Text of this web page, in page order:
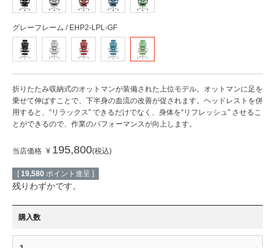
グレーフレーム / EHP2-LPL-GF
折りたたみ収納式のオットマンが装備された上位モデル。オットマンに足を
乗せて伸ばすことで、下半身の血流の改善が促されます。ヘッドレストを併
用すると、“リラックス” できるだけでなく、身体を“リフレッシュ” させるこ
とができるので、作業のパフォーマンスが向上します。
当店価格 ¥ 195,800 税込
[ 19,580 ポイント進呈 ]
残りわずかです。